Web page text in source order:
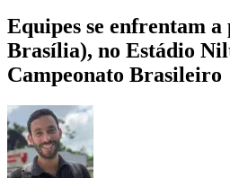
Equipes se enfrentam
Brasília), no Estádio
Campeonato Brasileiro